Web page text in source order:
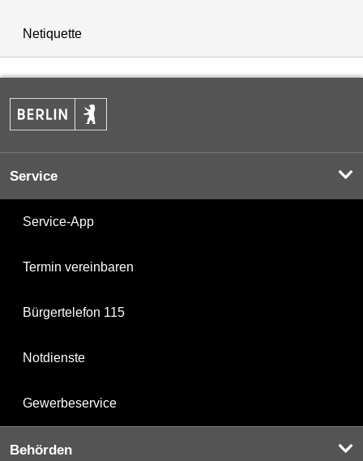
Netiquette
Service
Service-App
Termin vereinbaren
Bürgertelefon 115
Notdienste
Gewerbeservice
Behörden